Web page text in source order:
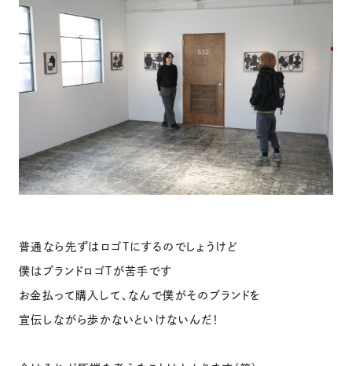
普通なら先ずはロゴTにするのでしょうけど
僕はブランドロゴTが苦手です
お金払って購入して、なんで僕がそのブランドを
宣伝しながら歩かないといけないんだ！